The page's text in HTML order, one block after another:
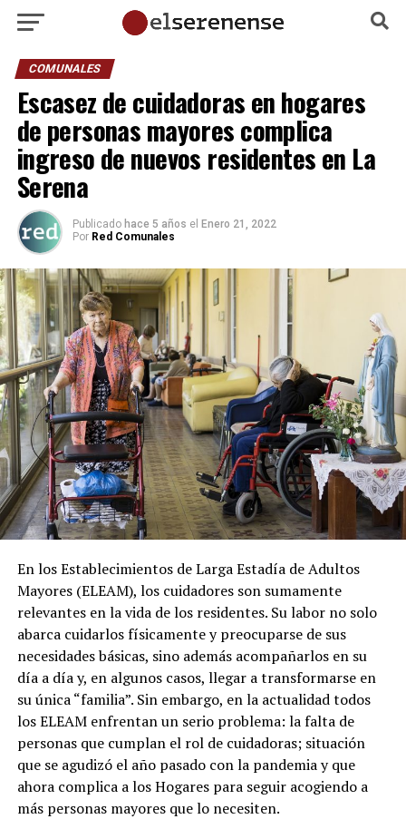
COMUNALES
Escasez de cuidadoras en hogares
de personas mayores complica
ingreso de nuevos residentes en La
Serena
Publicado hace 5 años el Enero 21, 2022
Por Red Comunales
En los Establecimientos de Larga Estadía de Adultos
Mayores (ELEAM), los cuidadores son sumamente
relevantes en la vida de los residentes. Su labor no solo
abarca cuidarlos físicamente y preocuparse de sus
necesidades básicas, sino además acompañarlos en su
día a día y, en algunos casos, llegar a transformarse en
su única “familia”. Sin embargo, en la actualidad todos
los ELEAM enfrentan un serio problema: la falta de
personas que cumplan el rol de cuidadoras; situación
que se agudizó el año pasado con la pandemia y que
ahora complica a los Hogares para seguir acogiendo a
más personas mayores que lo necesiten.